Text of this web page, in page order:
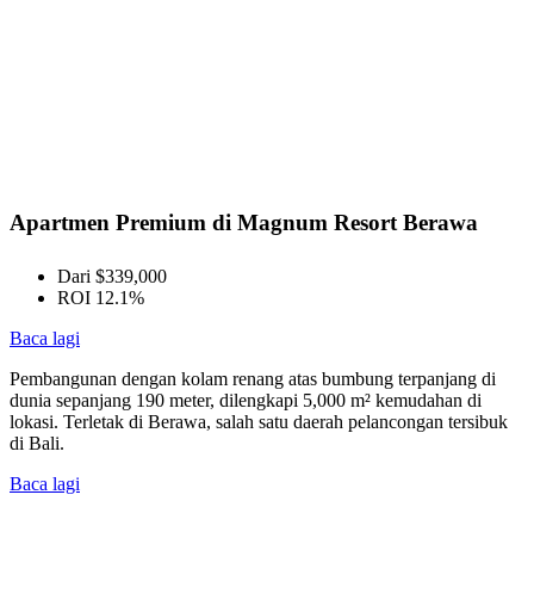
Apartmen Premium di Magnum Resort Berawa
Dari $339,000
ROI 12.1%
Baca lagi
Pembangunan dengan kolam renang atas bumbung terpanjang di
dunia sepanjang 190 meter, dilengkapi 5,000 m² kemudahan di
lokasi. Terletak di Berawa, salah satu daerah pelancongan tersibuk
di Bali.
Baca lagi